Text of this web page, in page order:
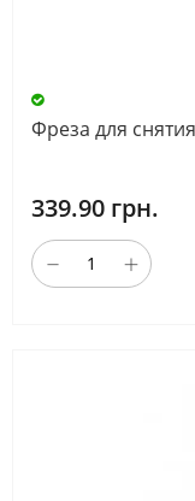
Фреза для
339.90 грн.